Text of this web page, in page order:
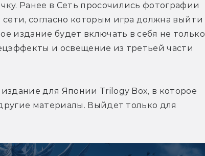
Ранее в Сеть просочились фотографии
согласно которым игра должна выйти
издание будет включать в себя не только
и освещение из третьей части
для Японии Trilogy Box, в которое
материалы. Выйдет только для